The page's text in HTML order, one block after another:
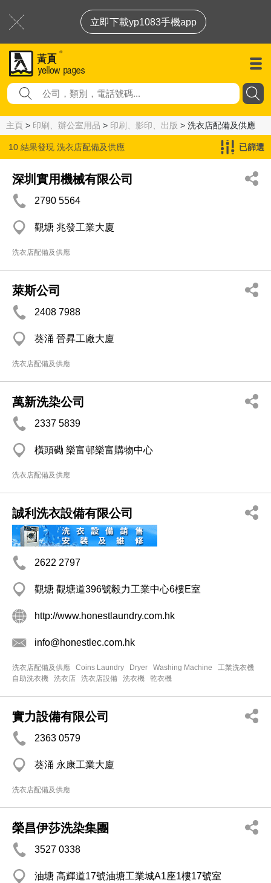
立即下載yp1083手機app
主頁 > 印刷、辦公室用品 > 印刷、影印、出版 > 洗衣店配備及供應
10 結果發現 洗衣店配備及供應 已篩選
深圳實用機械有限公司
2790 5564
觀塘 兆發工業大廈
洗衣店配備及供應
萊斯公司
2408 7988
葵涌 晉昇工廠大廈
洗衣店配備及供應
萬新洗染公司
2337 5839
橫頭磡 樂富邨樂富購物中心
洗衣店配備及供應
誠利洗衣設備有限公司
2622 2797
觀塘 觀塘道396號毅力工業中心6樓E室
http://www.honestlaundry.com.hk
info@honestlec.com.hk
洗衣店配備及供應 Coins Laundry Dryer Washing Machine
工業洗衣機
自助洗衣機
洗衣店 洗衣店設備 洗衣機 乾衣機
實力設備有限公司
2363 0579
葵涌 永康工業大廈
洗衣店配備及供應
榮昌伊莎洗染集團
3527 0338
油塘 高輝道17號油塘工業城A1座1樓17號室